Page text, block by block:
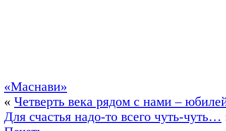
«Маснави»
« Четверть века рядом с нами –
Для счастья надо-то всего чуть-чуть…